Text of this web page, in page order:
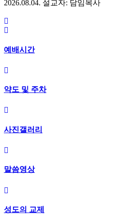
2026.08.04. 설교자: 담임목사
예배시간
약도 및 주차
사진갤러리
말씀영상
성도의 교제